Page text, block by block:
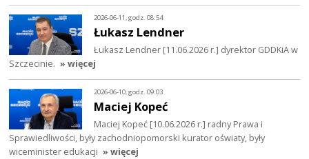
2026-06-11, godz. 08:54
Łukasz Lendner
Łukasz Lendner [11.06.2026 r.] dyrektor GDDKiA w
Szczecinie. » więcej
2026-06-10, godz. 09:03
Maciej Kopeć
Maciej Kopeć [10.06.2026 r.] radny Prawa i
Sprawiedliwości, były zachodniopomorski kurator oświaty, były
wiceminister edukacji » więcej